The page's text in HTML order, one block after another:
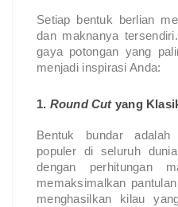
Setiap bentuk berlian
dan maknanya
gaya potongan yang
menjadi inspirasi Anda:
1. Round Cutyang
Bentuk bundar
populer di seluruh
dengan perhitungan
memaksimalkan
menghasilkan kilau